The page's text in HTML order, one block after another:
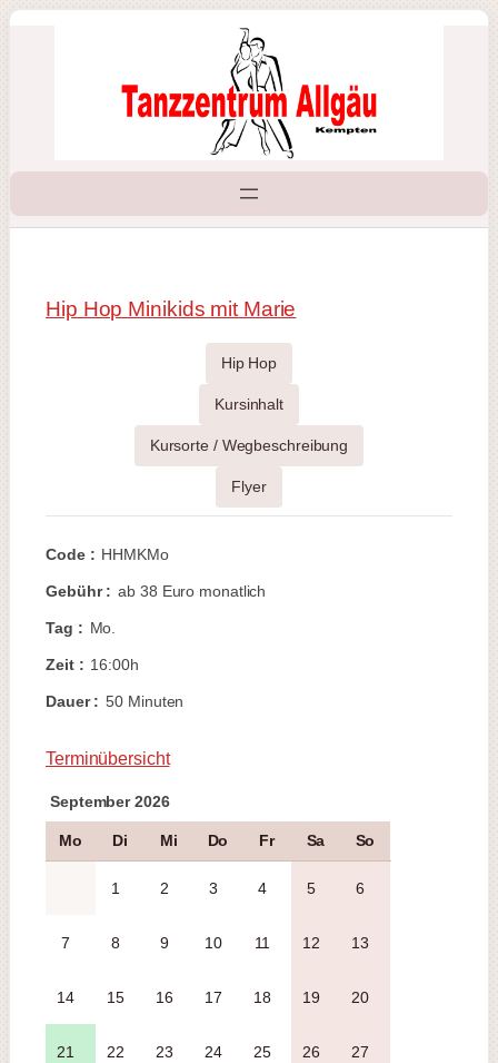
Zum
Hip Hop Minikids mit Marie
Hip Hop
Kursinhalt
Kursorte / Wegbeschreibung
Flyer
Code : HHMKMo
Gebühr : ab 38 Euro monatlich
Tag : Mo.
Zeit : 16:00h
Dauer : 50 Minuten
Terminübersicht
September 2026
Mo Di Mi Do Fr Sa So
1 2 3 4 5 6
7 8 9 10 11 12 13
14 15 16 17 18 19 20
21 22 23 24 25 26 27